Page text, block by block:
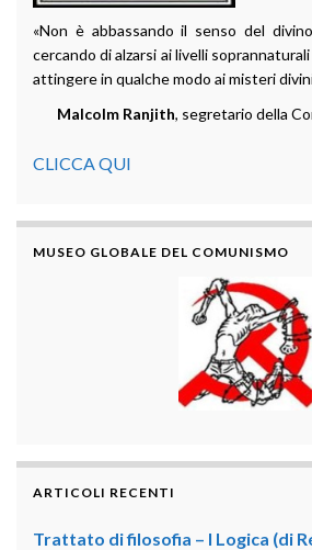
«Non è abbassando il senso del
cercando di alzarsi ai livelli
attingere in qualche modo ai misteri
Malcolm Ranjith, segretario della
CLICCA QUI
MUSEO GLOBALE DEL COMUNISMO
ARTICOLI RECENTI
Trattato di filosofia – I Logica (di